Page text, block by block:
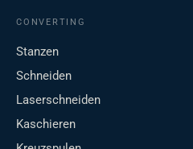
CONVERTING
Stanzen
Schneiden
Laserschneiden
Kaschieren